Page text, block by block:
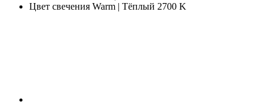
Цвет свечения Warm | Тёплый 2700 K